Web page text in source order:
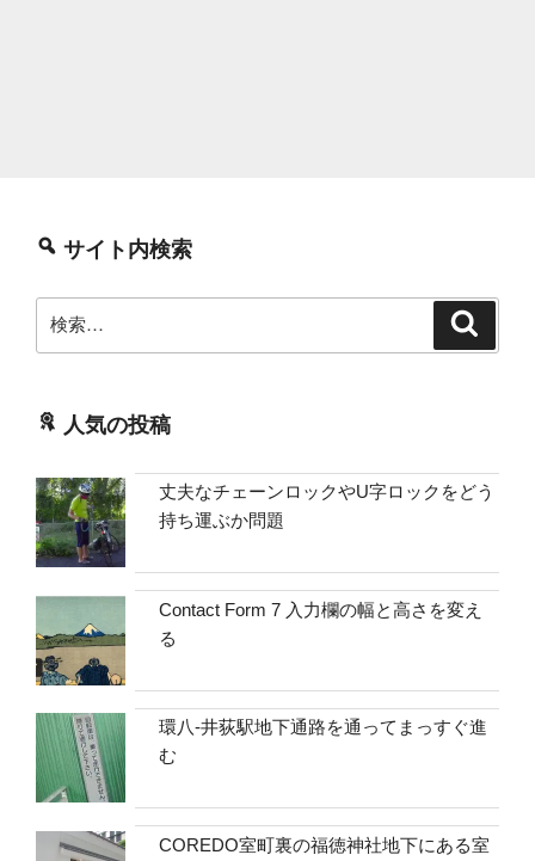
サイト内検索
索:
人気の投稿
丈夫なチェーンロックやU字ロックをどう
持ち運ぶか問題
Contact Form 7 入力欄の幅と高さを変え
る
環八-井荻駅地下通路を通ってまっすぐ進
む
COREDO室町裏の福徳神社地下にある室